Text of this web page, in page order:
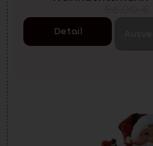
Detail